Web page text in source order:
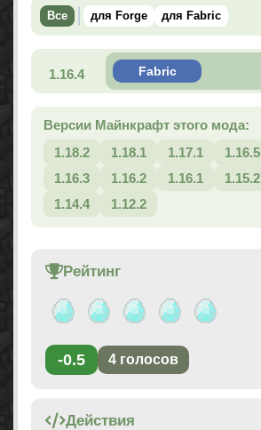
Все для Forge для Fabric
1.16.4 Fabric
Версии Майнкрафт этого мода:
1.18.2
1.18.1 1.17.1 1.16.5
1.16.3
1.16.2 1.16.1 1.15.2
1.14.4
1.12.2
Рейтинг
-0.5 4 голосов
Действия